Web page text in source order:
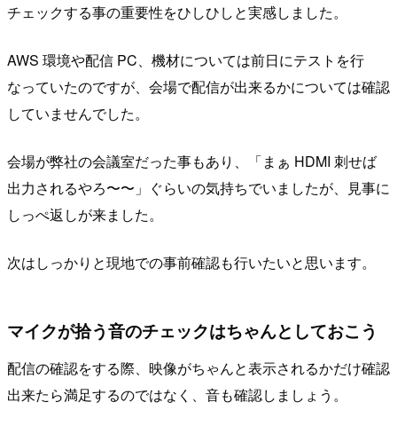
チェックする事の重要性をひしひしと実感しました。
AWS 環境や配信 PC、機材については前日にテストを行
なっていたのですが、会場で配信が出来るかについては確認
していませんでした。
会場が弊社の会議室だった事もあり、「まぁ HDMI 刺せば
出力されるやろ〜〜」ぐらいの気持ちでいましたが、見事に
しっぺ返しが来ました。
次はしっかりと現地での事前確認も行いたいと思います。
マイクが拾う音のチェックはちゃんとしておこう
配信の確認をする際、映像がちゃんと表示されるかだけ確認
出来たら満足するのではなく、音も確認しましょう。